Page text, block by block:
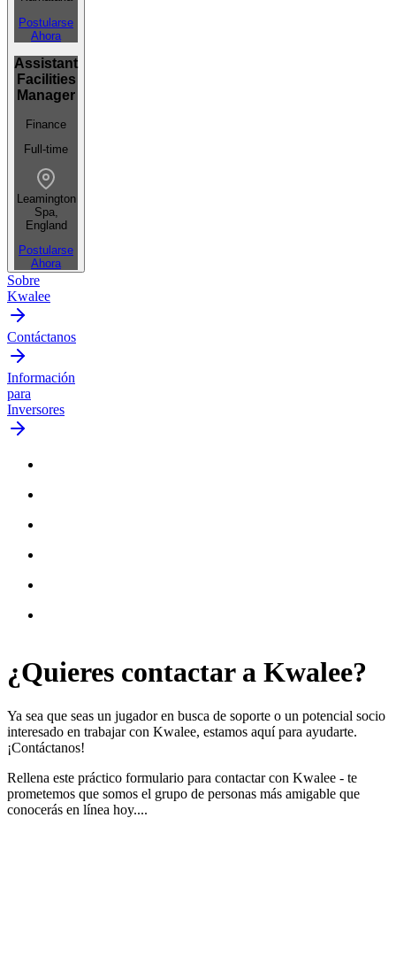
Postularse
Ahora
Assistant
Facilities
Manager
Finance
Full-time
Leamington
Spa,
England
Postularse
Ahora
Sobre
Kwalee
Contáctanos
Información
para
Inversores
¿Quieres contactara Kwalee?
Ya sea que seas un jugador en busca de soporte o un potencial socio
interesado en trabajar con Kwalee, estamos aquí para ayudarte.
¡Contáctanos!
Rellena este práctico formulario para contactar con Kwalee - te
prometemos que somos el grupo de personas más amigable que
conocerás en línea hoy....